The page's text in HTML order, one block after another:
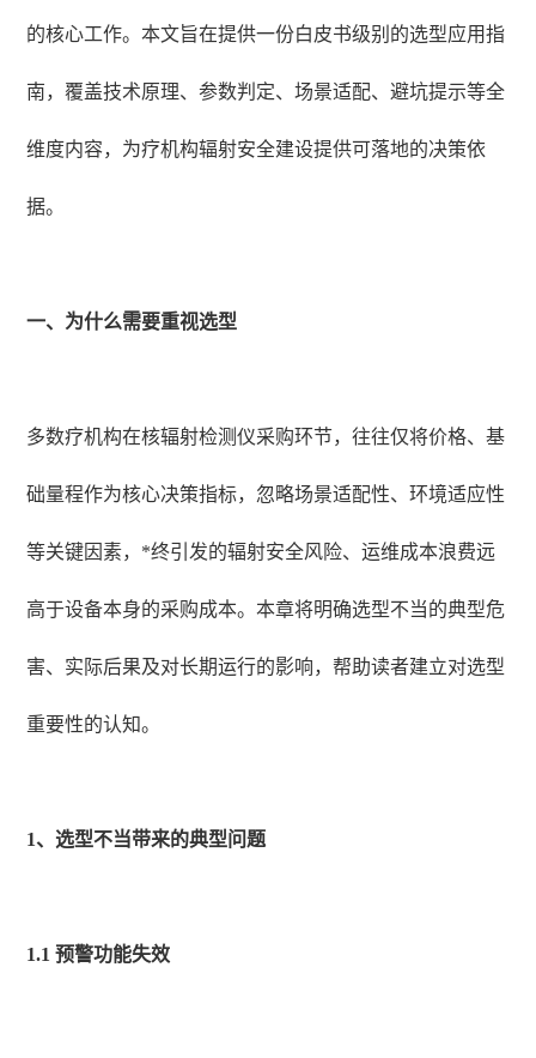
的核心工作。本文旨在提供一份白皮书级别的选型应用指
南，覆盖技术原理、参数判定、场景适配、避坑提示等全
维度内容，为疗机构辐射安全建设提供可落地的决策依
据。
一、为什么需要重视选型
多数疗机构在核辐射检测仪采购环节，往往仅将价格、基
础量程作为核心决策指标，忽略场景适配性、环境适应性
等关键因素，*终引发的辐射安全风险、运维成本浪费远
高于设备本身的采购成本。本章将明确选型不当的典型危
害、实际后果及对长期运行的影响，帮助读者建立对选型
重要性的认知。
1、选型不当带来的典型问题
1.1 预警功能失效